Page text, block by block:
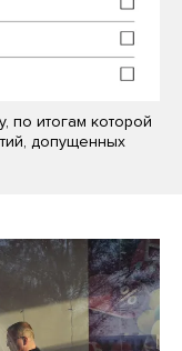
по итогам которой
допущенных